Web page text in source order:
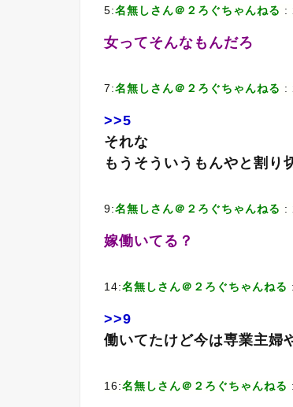
5:名無しさん＠２ろぐちゃんねる :
女ってそんなもんだろ
7:名無しさん＠２ろぐちゃんねる :
>>5
それな
もうそういうもんやと割り
9:名無しさん＠２ろぐちゃんねる :
嫁働いてる？
14:名無しさん＠２ろぐちゃんねる
>>9
働いてたけど今は専業主婦
16:名無しさん＠２ろぐちゃんねる